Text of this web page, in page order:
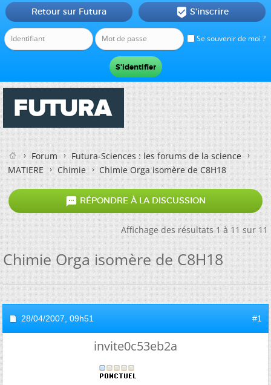
Se souvenir de moi ?
Retour sur Futura  S'inscrire
Forum
Futura-Sciences : les forums de la science
MATIERE
Chimie Chimie Orga isomère de C8H18
 RÉPONDRE À LA DISCUSSION
Affichage des résultats 1 à 11 sur 11
Chimie Orga isomère de C8H18
28/04/2007, 09h51 #1
invite0c53eb2a